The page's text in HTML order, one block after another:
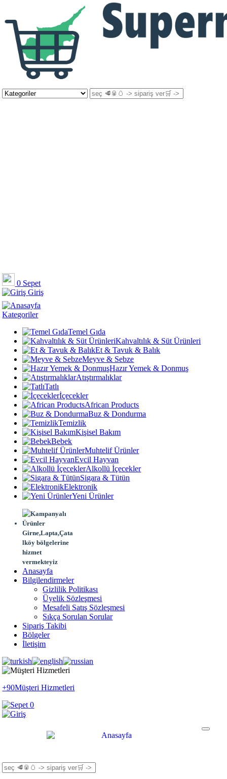
0 Sepet
Giriş
Kategoriler
Temel Gıda
Kahvaltılık & Süt Ürünleri
Et & Tavuk & Balık
Meyve & Sebze
Hazır Yemek & Donmuş
Atıştırmalıklar
Tatlı
İçecekler
African Products
Buz & Dondurma
Temizlik
Kişisel Bakım
Bebek
Muhtelif Ürünler
Evcil Hayvan
Alkollü İçecekler
Sigara & Tütün
Elektronik
Yeni Ürünler
Girne,Lapta,Çata
lköy bölgelerine
hizmet
vermekteyiz
Anasayfa
Bilgilendirmeler
Gizlilik Politikası
Üyelik Sözleşmesi
Mesafeli Satış Sözleşmesi
Sıkça Sorulan Sorular
Sipariş Takibi
Bölgeler
İletişim
+90Müşteri Hizmetleri
0